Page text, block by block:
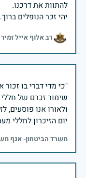
יהי זכר הנופלים ברוך.
רב אלוף אייל
שימור זכרם של חללי
יום הזיכרון לחללי
משרד הביטחון- אגף